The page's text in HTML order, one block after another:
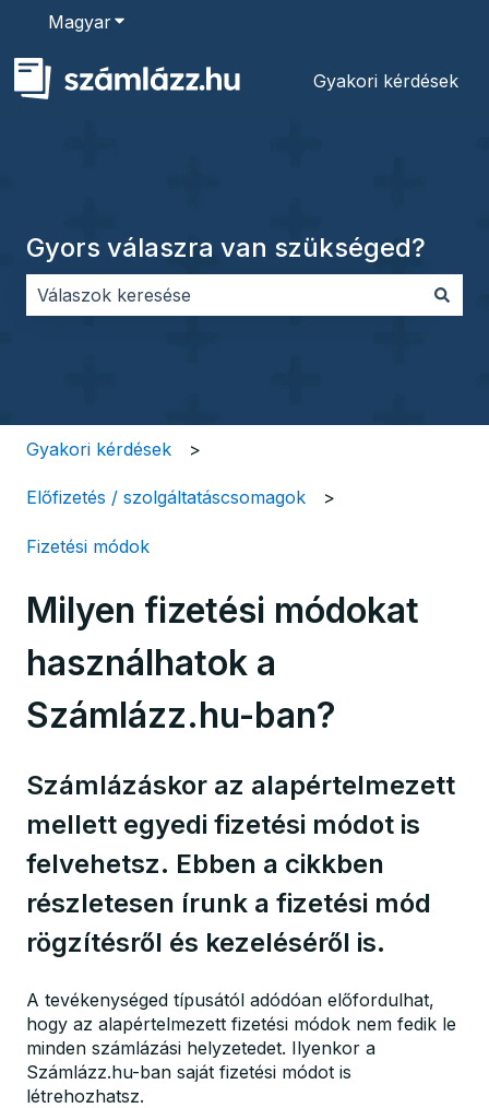
MagyarAlmenü megjelenítése fordításokhoz
Gyakori kérdések
Gyors válaszra van szükséged?
Gyakori kérdések
Előfizetés / szolgáltatáscsomagok
Fizetési módok
Milyen fizetési módokat
használhatok a
Számlázz.hu-ban?
Számlázáskor az alapértelmezett
mellett egyedi fizetési módot is
felvehetsz. Ebben a cikkben
részletesen írunk a fizetési mód
rögzítésről és kezeléséről is.
A tevékenységed típusától adódóan előfordulhat,
hogy az alapértelmezett fizetési módok nem fedik le
minden számlázási helyzetedet. Ilyenkor a
Számlázz.hu-ban saját fizetési módot is
létrehozhatsz.